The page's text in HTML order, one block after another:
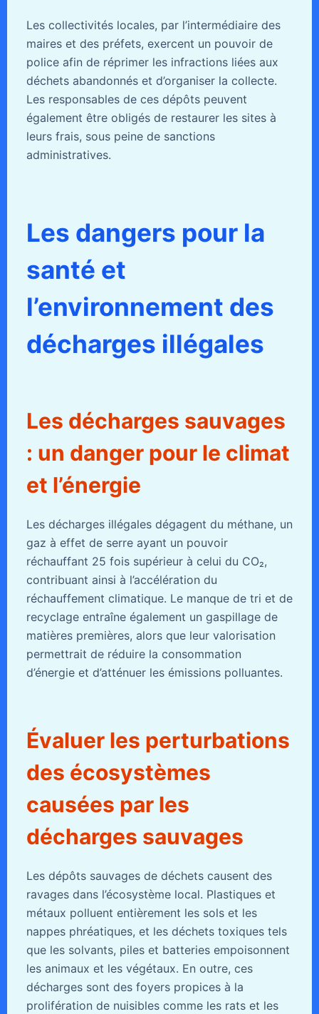
Les collectivités locales, par l’intermédiaire des
maires et des préfets, exercent un pouvoir de
police afin de réprimer les infractions liées aux
déchets abandonnés et d’organiser la collecte.
Les responsables de ces dépôts peuvent
également être obligés de restaurer les sites à
leurs frais, sous peine de sanctions
administratives.
Les dangers pour la
santé et
l’environnement des
décharges illégales
Les décharges sauvages
: un danger pour le climat
et l’énergie
Les décharges illégales dégagent du méthane, un
gaz à effet de serre ayant un pouvoir
réchauffant 25 fois supérieur à celui du CO₂,
contribuant ainsi à l’accélération du
réchauffement climatique. Le manque de tri et de
recyclage entraîne également un gaspillage de
matières premières, alors que leur valorisation
permettrait de réduire la consommation
d’énergie et d’atténuer les émissions polluantes.
Évaluer les perturbations
des écosystèmes
causées par les
décharges sauvages
Les dépôts sauvages de déchets causent des
ravages dans l’écosystème local. Plastiques et
métaux polluent entièrement les sols et les
nappes phréatiques, et les déchets toxiques tels
que les solvants, piles et batteries empoisonnent
les animaux et les végétaux. En outre, ces
décharges sont des foyers propices à la
prolifération de nuisibles comme les rats et les